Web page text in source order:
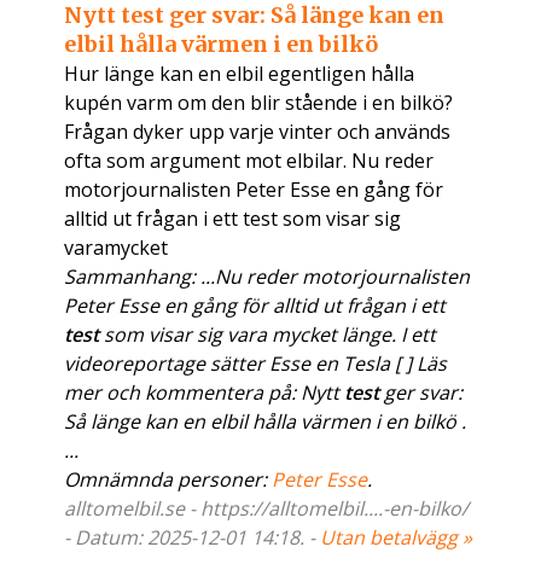
Nytt test ger svar: Så länge kan en
elbil hålla värmen i en bilkö
Hur länge kan en elbil egentligen hålla
kupén varm om den blir stående i en bilkö?
Frågan dyker upp varje vinter och används
ofta som argument mot elbilar. Nu reder
motorjournalisten Peter Esse en gång för
alltid ut frågan i ett test som visar sig
varamycket
Sammanhang: ...Nu reder motorjournalisten
Peter Esse en gång för alltid ut frågan i ett
testsom visar sig vara mycket länge. I ett
videoreportage sätter Esse en Tesla [ ] Läs
mer och kommentera på: Nytttestger svar:
Så länge kan en elbil hålla värmen i en bilkö .
...
Omnämnda personer:Peter Esse.
alltomelbil.se - https://alltomelbil....-en-bilko/
- Datum: 2025-12-01 14:18. - Utan betalvägg »